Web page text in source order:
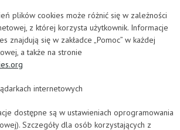
plików cookies może różnić się w zależności
z której korzysta użytkownik. Informacje
znajdują się w zakładce „Pomoc” w każdej
a także na stronie
internetowych
dostępne są w ustawieniach oprogramowania
Szczegóły dla osób korzystających z